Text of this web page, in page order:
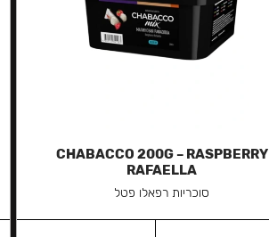
CHABACCO 200G – RASPBERRY
RAFAELLA
סוכריות רפאלו פטל